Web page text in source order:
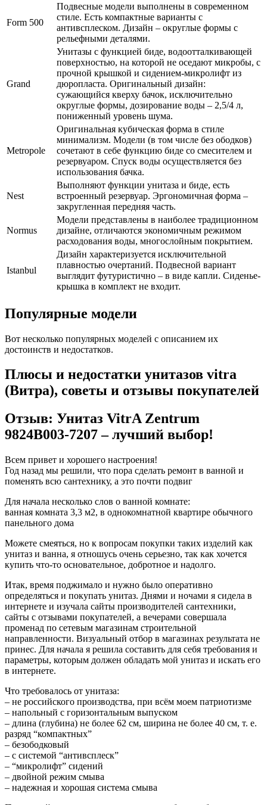
Form 500
Подвесные модели выполнены в современном
стиле. Есть компактные варианты с
антивсплеском. Дизайн – округлые формы с
рельефными деталями.
Grand
Унитазы с функцией биде, водоотталкивающей
поверхностью, на которой не оседают микробы, с
прочной крышкой и сидением-микролифт из
дюропласта. Оригинальный дизайн:
сужающийся кверху бачок, исключительно
округлые формы, дозирование воды – 2,5/4 л,
пониженный уровень шума.
Metropole
Оригинальная кубическая форма в стиле
минимализм. Модели (в том числе без ободков)
сочетают в себе функцию биде со смесителем и
резервуаром. Спуск воды осуществляется без
использования бачка.
Nest
Выполняют функции унитаза и биде, есть
встроенный резервуар. Эргономичная форма –
закругленная передняя часть.
Normus
Модели представлены в наиболее традиционном
дизайне, отличаются экономичным режимом
расходования воды, многослойным покрытием.
Istanbul
Дизайн характеризуется исключительной
плавностью очертаний. Подвесной вариант
выглядит футуристично – в виде капли. Сиденье-
крышка в комплект не входит.
Популярные модели
Вот несколько популярных моделей с описанием их
достоинств и недостатков.
Плюсы и недостатки унитазов vitra
(Витра), советы и отзывы покупателей
Отзыв: Унитаз VitrA Zentrum
9824B003-7207 – лучший выбор!
Всем привет и хорошего настроения!
Год назад мы решили, что пора сделать ремонт в ванной и
поменять всю сантехнику, а это почти подвиг
Для начала несколько слов о ванной комнате:
ванная комната 3,3 м2, в однокомнатной квартире обычного
панельного дома
Можете смеяться, но к вопросам покупки таких изделий как
унитаз и ванна, я отношусь очень серьезно, так как хочется
купить что-то основательное, добротное и надолго.
Итак, время поджимало и нужно было оперативно
определяться и покупать унитаз. Днями и ночами я сидела в
интернете и изучала сайты производителей сантехники,
сайты с отзывами покупателей, а вечерами совершала
променад по сетевым магазинам строительной
направленности. Визуальный отбор в магазинах результата не
принес. Для начала я решила составить для себя требования и
параметры, которым должен обладать мой унитаз и искать его
в интернете.
Что требовалось от унитаза:
– не российского производства, при всём моем патриотизме
– напольный с горизонтальным выпуском
– длина (глубина) не более 62 см, ширина не более 40 см, т. е.
разряд “компактных”
– безободковый
– с системой “антивсплеск”
– “микролифт” сидений
– двойной режим смыва
– надежная и хорошая система смыва